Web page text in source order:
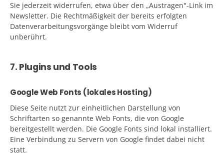
Sie jederzeit widerrufen, etwa über den „Austragen"-Link im
Newsletter. Die Rechtmäßigkeit der bereits erfolgten
Datenverarbeitungsvorgänge bleibt vom Widerruf
unberührt.
7. Plugins und Tools
Google Web Fonts (lokales Hosting)
Diese Seite nutzt zur einheitlichen Darstellung von
Schriftarten so genannte Web Fonts, die von Google
bereitgestellt werden. Die Google Fonts sind lokal installiert.
Eine Verbindung zu Servern von Google findet dabei nicht
statt.